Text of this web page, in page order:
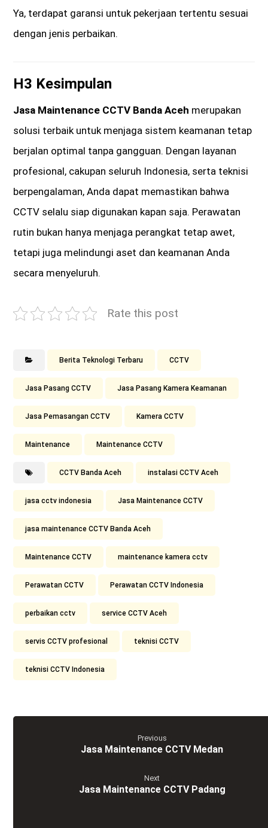
Ya, terdapat garansi untuk pekerjaan tertentu sesuai
dengan jenis perbaikan.
H3 Kesimpulan
Jasa Maintenance CCTV Banda Aceh merupakan
solusi terbaik untuk menjaga sistem keamanan tetap
berjalan optimal tanpa gangguan. Dengan layanan
profesional, cakupan seluruh Indonesia, serta teknisi
berpengalaman, Anda dapat memastikan bahwa
CCTV selalu siap digunakan kapan saja. Perawatan
rutin bukan hanya menjaga perangkat tetap awet,
tetapi juga melindungi aset dan keamanan Anda
secara menyeluruh.
Rate this post
Berita Teknologi Terbaru CCTV
Jasa Pasang CCTV Jasa Pasang Kamera Keamanan
Jasa Pemasangan CCTV Kamera CCTV
Maintenance Maintenance CCTV
CCTV Banda Aceh instalasi CCTV Aceh
jasa cctv indonesia Jasa Maintenance CCTV
jasa maintenance CCTV Banda Aceh
Maintenance CCTV maintenance kamera cctv
Perawatan CCTV Perawatan CCTV Indonesia
perbaikan cctv service CCTV Aceh
servis CCTV profesional teknisi CCTV
teknisi CCTV Indonesia
Previous
Jasa Maintenance CCTV Medan
Next
Jasa Maintenance CCTV Padang